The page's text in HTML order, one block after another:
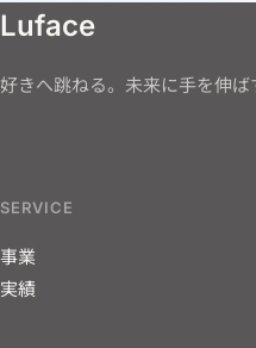
Luface
好きへ跳ねる。未来に手を伸ば
SERVICE
事業
実績